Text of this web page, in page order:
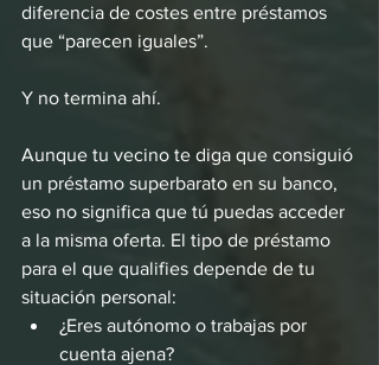
diferencia de costes entre préstamos
que “parecen iguales”.
Y no termina ahí.
Aunque tu vecino te diga que consiguió
un préstamo superbarato en su banco,
eso no significa que tú puedas acceder
a la misma oferta. El tipo de préstamo
para el que qualifies depende de tu
situación personal:
¿Eres autónomo o trabajas por
cuenta ajena?